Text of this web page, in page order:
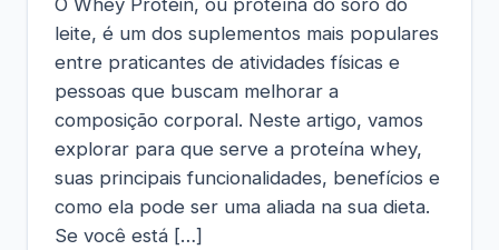
leite, é um dos suplementos mais populares
entre praticantes de atividades físicas e
pessoas que buscam melhorar a
composição corporal. Neste artigo, vamos
explorar para que serve a proteína whey,
suas principais funcionalidades, benefícios e
como ela pode ser uma aliada na sua dieta.
Se você está […]